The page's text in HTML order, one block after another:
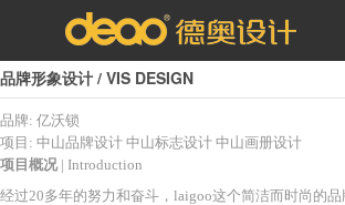
品牌形象设计 / VIS DESIGN
品牌: 亿沃锁
项目: 中山品牌设计 中山标志设计 中山画册设计
项目概况 | Introduction
经过20多年的努力和奋斗，laigoo这个简洁而时尚的